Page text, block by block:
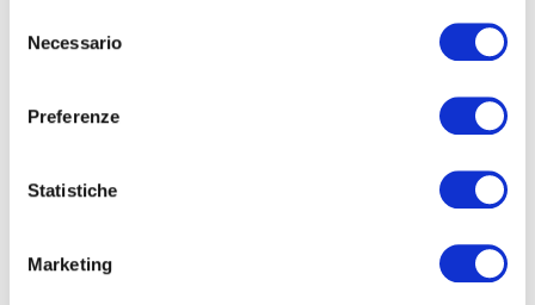
delNecessario
Preferenze
Statistiche
Marketing